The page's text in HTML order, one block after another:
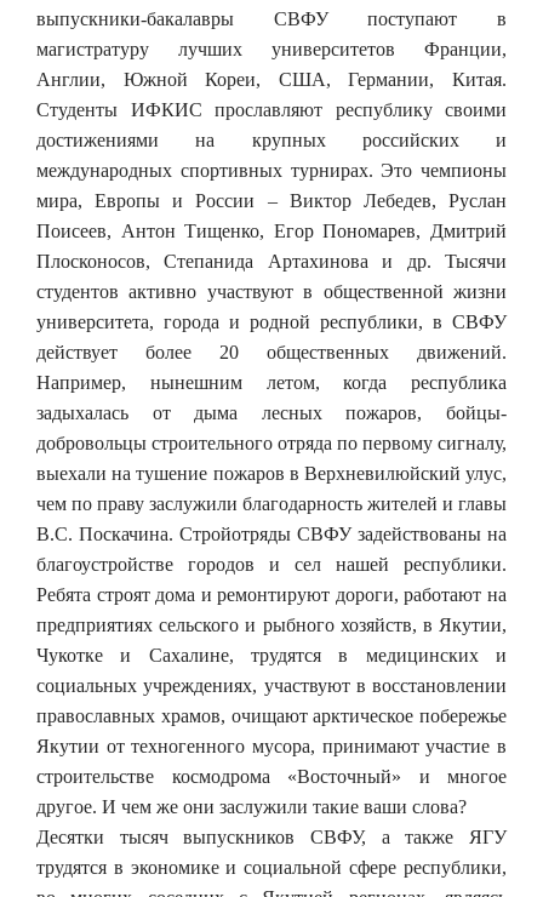
выпускники-бакалавры СВФУ поступают в
магистратуру лучших университетов Франции,
Англии, Южной Кореи, США, Германии, Китая.
Студенты ИФКИС прославляют республику своими
достижениями на крупных российских и
международных спортивных турнирах. Это чемпионы
мира, Европы и России – Виктор Лебедев, Руслан
Поисеев, Антон Тищенко, Егор Пономарев, Дмитрий
Плосконосов, Степанида Артахинова и др. Тысячи
студентов активно участвуют в общественной жизни
университета, города и родной республики, в СВФУ
действует более 20 общественных движений.
Например, нынешним летом, когда республика
задыхалась от дыма лесных пожаров, бойцы-
добровольцы строительного отряда по первому сигналу,
выехали на тушение пожаров в Верхневилюйский улус,
чем по праву заслужили благодарность жителей и главы
В.С. Поскачина. Стройотряды СВФУ задействованы на
благоустройстве городов и сел нашей республики.
Ребята строят дома и ремонтируют дороги, работают на
предприятиях сельского и рыбного хозяйств, в Якутии,
Чукотке и Сахалине, трудятся в медицинских и
социальных учреждениях, участвуют в восстановлении
православных храмов, очищают арктическое побережье
Якутии от техногенного мусора, принимают участие в
строительстве космодрома «Восточный» и многое
другое. И чем же они заслужили такие ваши слова?
Десятки тысяч выпускников СВФУ, а также ЯГУ
трудятся в экономике и социальной сфере республики,